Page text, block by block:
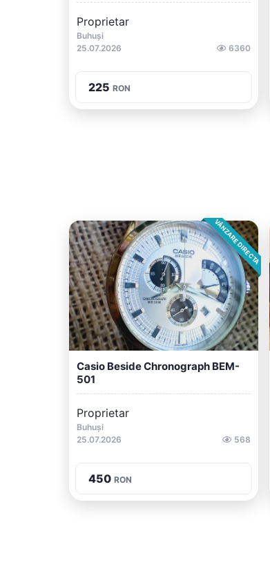
Proprietar
Buhuși
25.07.2026
6360
225 RON
VÂNZARE DIRECTA
Casio Beside Chronograph BEM-
501
Proprietar
Buhuși
25.07.2026
568
450 RON